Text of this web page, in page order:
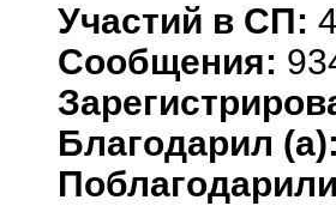
Участий в СП:
Сообщения:
Благодарил (а):